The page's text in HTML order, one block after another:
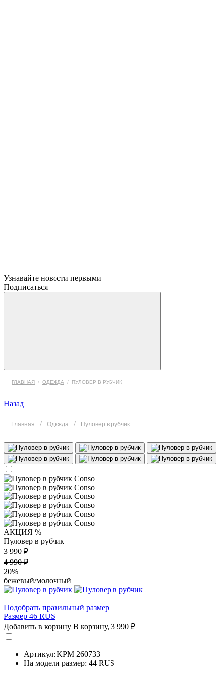
Узнавайте новости первыми
Подписаться
ГЛАВНАЯ / ОДЕЖДА / ПУЛОВЕР В РУБЧИК
Назад
Главная / Одежда / Пуловер в рубчик
АКЦИЯ %
Пуловер в рубчик
3 990 ₽
4 990 ₽
20%
бежевый/молочный
Подобрать правильный размер
Размер 46 RUS
Добавить в корзину В корзину, 3 990 ₽
Артикул: KPM 260733
На модели размер: 44 RUS